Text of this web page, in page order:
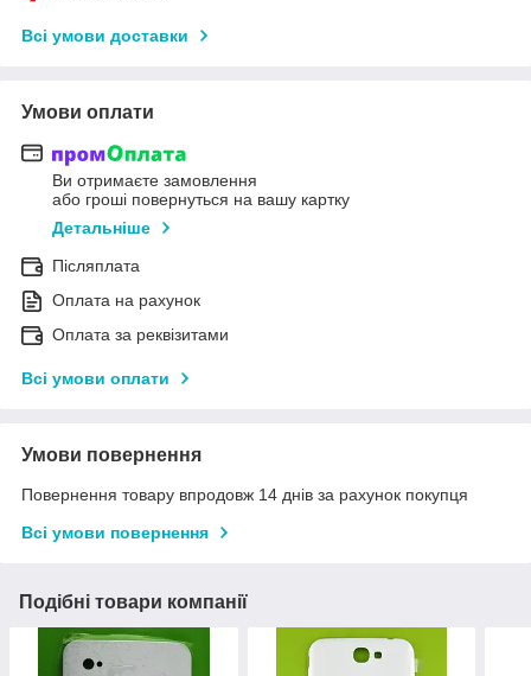
Всі умови доставки
Умови оплати
Ви отримаєте замовлення
або гроші повернуться на вашу картку
Детальніше
Післяплата
Оплата на рахунок
Оплата за реквізитами
Всі умови оплати
Умови повернення
Повернення товару впродовж 14 днів за рахунок покупця
Всі умови повернення
Подібні товари компанії